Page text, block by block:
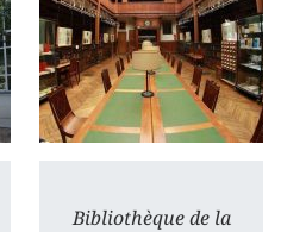
Bibliothèque de la